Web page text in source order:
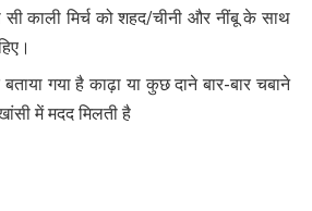
काली मिर्च को शहद/चीनी और नींबू के साथ
गया है काढ़ा या कुछ दाने बार-बार चबाने
में मदद मिलती है